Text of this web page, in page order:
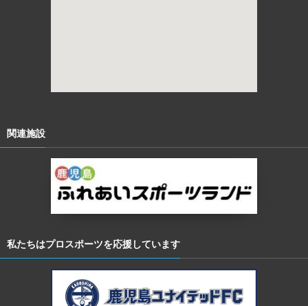
関連施設
私たちはプロスポーツを応援しています